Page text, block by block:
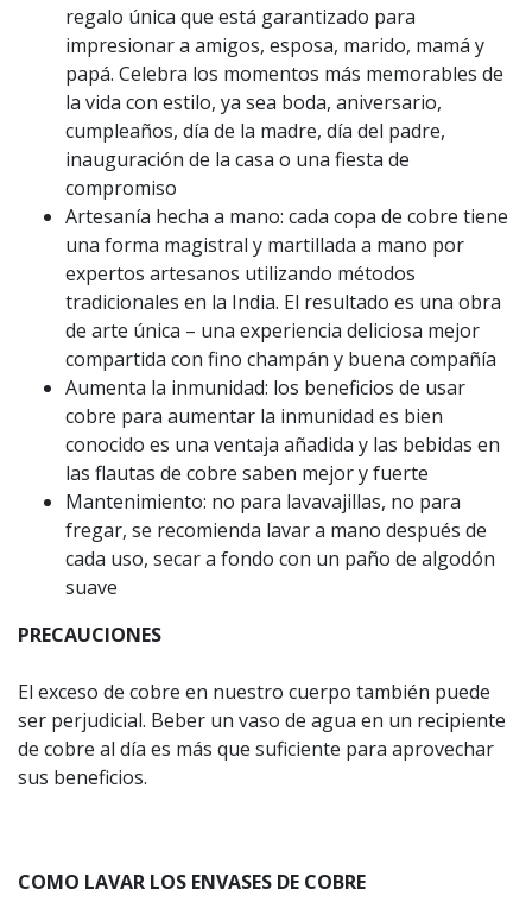
regalo única que está garantizado para
impresionar a amigos, esposa, marido, mamá y
papá. Celebra los momentos más memorables de
la vida con estilo, ya sea boda, aniversario,
cumpleaños, día de la madre, día del padre,
inauguración de la casa o una fiesta de
compromiso
Artesanía hecha a mano: cada copa de cobre tiene
una forma magistral y martillada a mano por
expertos artesanos utilizando métodos
tradicionales en la India. El resultado es una obra
de arte única – una experiencia deliciosa mejor
compartida con fino champán y buena compañía
Aumenta la inmunidad: los beneficios de usar
cobre para aumentar la inmunidad es bien
conocido es una ventaja añadida y las bebidas en
las flautas de cobre saben mejor y fuerte
Mantenimiento: no para lavavajillas, no para
fregar, se recomienda lavar a mano después de
cada uso, secar a fondo con un paño de algodón
suave
PRECAUCIONES
El exceso de cobre en nuestro cuerpo también puede
ser perjudicial. Beber un vaso de agua en un recipiente
de cobre al día es más que suficiente para aprovechar
sus beneficios.
COMO LAVAR LOS ENVASES DE COBRE